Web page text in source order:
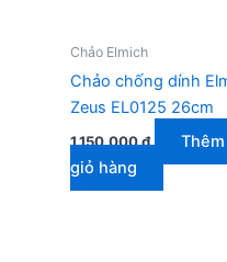
Chảo Elmich
Chảo chống dính
Zeus EL0125 26cm
1.150.000₫
giỏ hàng